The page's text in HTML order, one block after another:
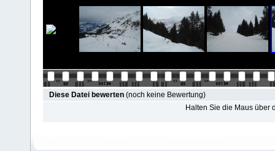
Diese Datei bewerten (noch keine Bewertung)
Halten Sie die Maus über